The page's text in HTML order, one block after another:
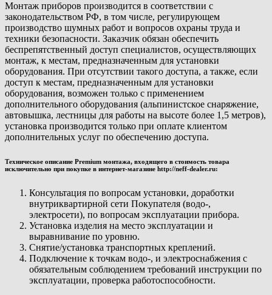
Монтаж приборов производится в соответствии с
законодательством РФ, в том числе, регулирующем
производство шумных работ и вопросов охраны труда и
техники безопасности. Заказчик обязан обеспечить
беспрепятственный доступ специалистов, осуществляющих
монтаж, к местам, предназначенным для установки
оборудования. При отсутствии такого доступа, а также, если
доступ к местам, предназначенным для установки
оборудования, возможен только с применением
дополнительного оборудования (альпинистское снаряжение,
автовышка, лестницы для работы на высоте более 1,5 метров),
установка производится только при оплате клиентом
дополнительных услуг по обеспечению доступа.
Техническое описание Premium монтажа, входящего в стоимость товара
исключительно при покупке в интернет-магазине http://neff-dealer.ru:
Консультация по вопросам установки, доработки
внутриквартирной сети Покупателя (водо-,
электросети), по вопросам эксплуатации прибора.
Установка изделия на место эксплуатации и
выравнивание по уровню.
Снятие/установка транспортных креплений.
Подключение к точкам водо-, и электроснабжения с
обязательным соблюдением требований инструкции по
эксплуатации, проверка работоспособности.